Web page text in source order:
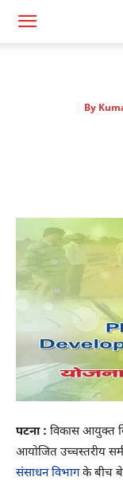
By
पटना : विकास आयुक्त
आयोजित उच्चस्तरीय
संसाधन विभागके बीच